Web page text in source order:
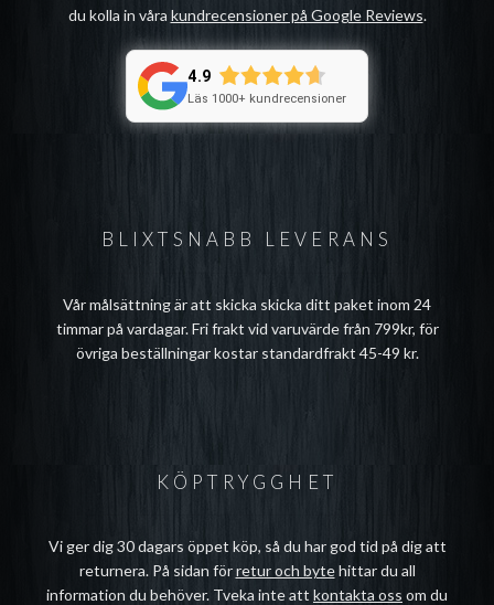
BLIXTSNABB LEVERANS
Vår målsättning är att skicka skicka ditt paket inom 24
timmar på vardagar. Fri frakt vid varuvärde från 799kr, för
övriga beställningar kostar standardfrakt 45-49 kr.
du kolla in våra kundrecensioner på Google Reviews.
4.9
Läs 1000+ kundrecensioner
KÖPTRYGGHET
Vi ger dig 30 dagars öppet köp, så du har god tid på dig att
returnera. På sidan förretur och bytehittar du all
information du behöver. Tveka inte att kontakta oss om du